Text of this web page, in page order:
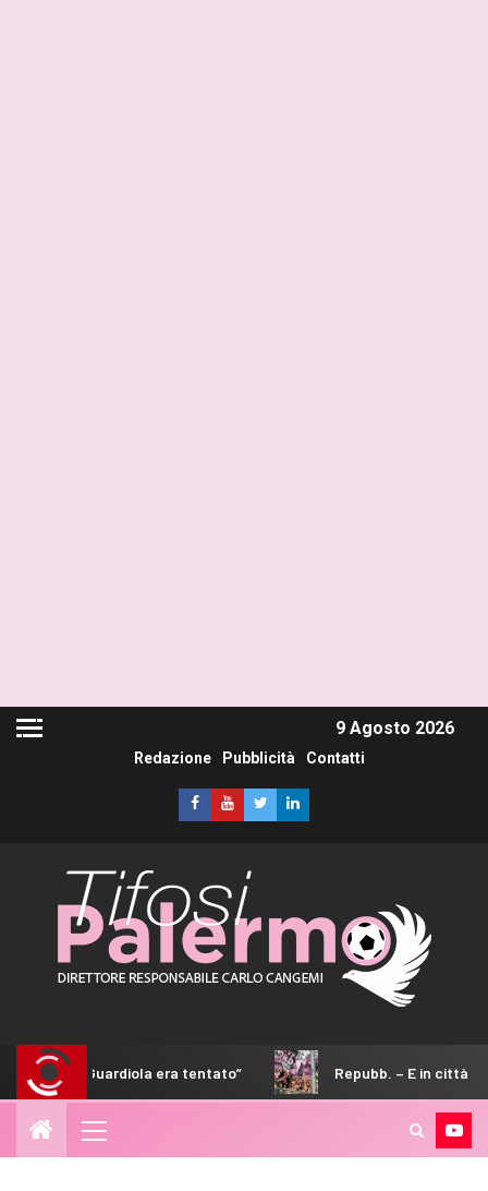
9 Agosto 2026
Redazione Pubblicità Contatti
era tentato” Repubb. – E in città è boom di